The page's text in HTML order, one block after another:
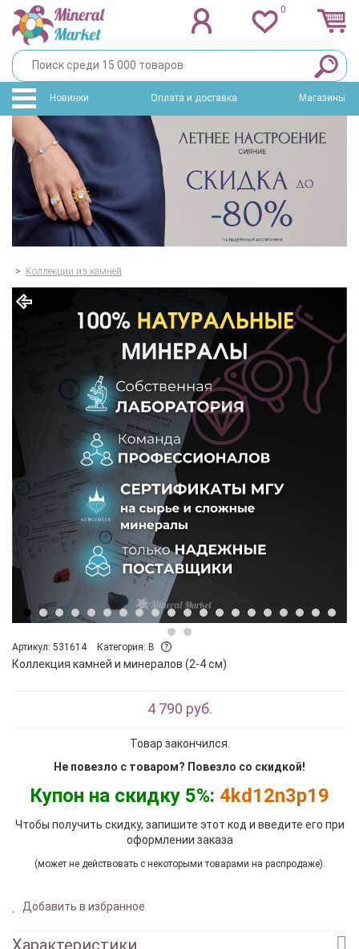
0
Новинки Оплата и доставка Магазины
> Коллекции из камней
Артикул: 531614 Категория: B
Коллекция камней и минералов (2-4 см)
4 790 руб.
Товар закончился.
Не повезло с товаром? Повезло со скидкой!
Купон на скидку 5%: 4kd12n3p19
Чтобы получить скидку, запишите этот код и введите его при
оформлении заказа
(может не действовать с некоторыми товарами на распродаже).
Добавить в избранное
Характеристики